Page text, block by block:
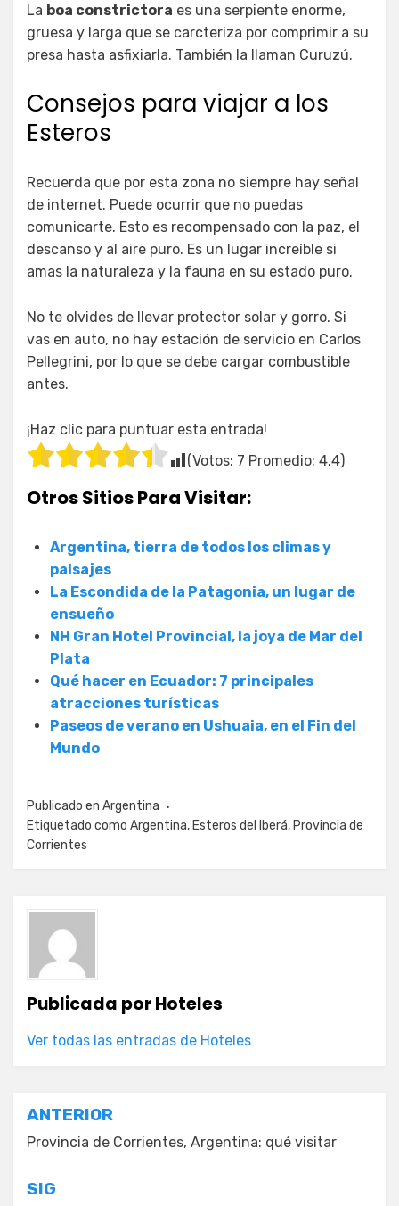
La boa constrictora es una serpiente enorme,
gruesa y larga que se carcteriza por comprimir a su
presa hasta asfixiarla. También la llaman Curuzú.
Consejos para viajar a los
Esteros
Recuerda que por esta zona no siempre hay señal
de internet. Puede ocurrir que no puedas
comunicarte. Esto es recompensado con la paz, el
descanso y al aire puro. Es un lugar increíble si
amas la naturaleza y la fauna en su estado puro.
No te olvides de llevar protector solar y gorro. Si
vas en auto, no hay estación de servicio en Carlos
Pellegrini, por lo que se debe cargar combustible
antes.
¡Haz clic para puntuar esta entrada!
(Votos: 7 Promedio: 4.4)
Otros Sitios Para Visitar:
Argentina, tierra de todos los climas y
paisajes
La Escondida de la Patagonia, un lugar de
ensueño
NH Gran Hotel Provincial, la joya de Mar del
Plata
Qué hacer en Ecuador: 7 principales
atracciones turísticas
Paseos de verano en Ushuaia, en el Fin del
Mundo
Publicado en Argentina
Etiquetado como Argentina, Esteros del Iberá, Provincia de
Corrientes
Publicada porHoteles
Ver todas las entradas de Hoteles
Navegación
de
entradas
ANTERIOR
Provincia de Corrientes, Argentina: qué visitar
SIG